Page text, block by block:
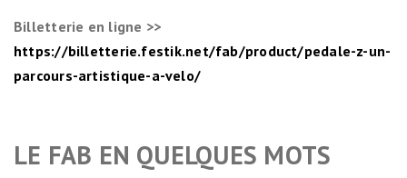
Billetterie en ligne >>
https://billetterie.festik.net/fab/product/pedale-z-un-
parcours-artistique-a-velo/
LE FAB EN QUELQUES MOTS